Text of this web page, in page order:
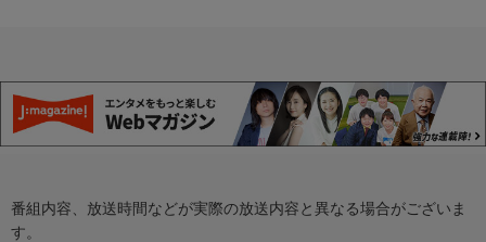
番組内容、放送時間などが実際の放送内容と異なる場合がございま
す。